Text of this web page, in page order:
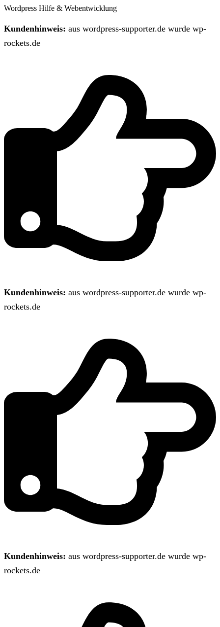
Wordpress Hilfe & Webentwicklung
Kundenhinweis: aus wordpress-supporter.de wurde wp-
rockets.de
Kundenhinweis: aus wordpress-supporter.de wurde wp-
rockets.de
Kundenhinweis: aus wordpress-supporter.de wurde wp-
rockets.de